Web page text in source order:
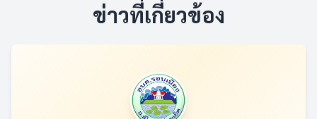
ข่าวที่เกี่ยวข้อง